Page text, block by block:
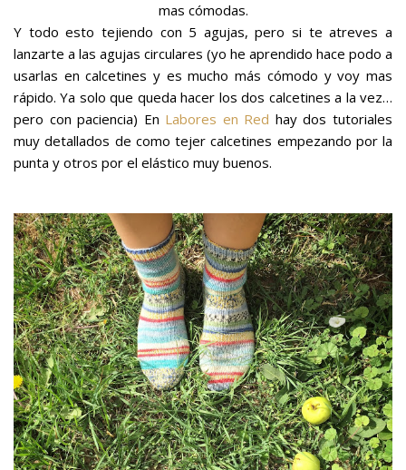
mas cómodas.
Y todo esto tejiendo con 5 agujas, pero si te atreves a
lanzarte a las agujas circulares (yo he aprendido hace podo a
usarlas en calcetines y es mucho más cómodo y voy mas
rápido. Ya solo que queda hacer los dos calcetines a la vez…
pero con paciencia) En Labores en Red hay dos tutoriales
muy detallados de como tejer calcetines empezando por la
punta y otros por el elástico muy buenos.